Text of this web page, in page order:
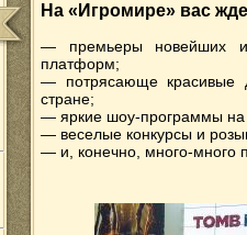
На «Игромире» вас
— премьеры новейших
платформ;
— потрясающе красивые
стране;
— яркие шоу-программы на
— веселые конкурсы и
— и, конечно, много-много